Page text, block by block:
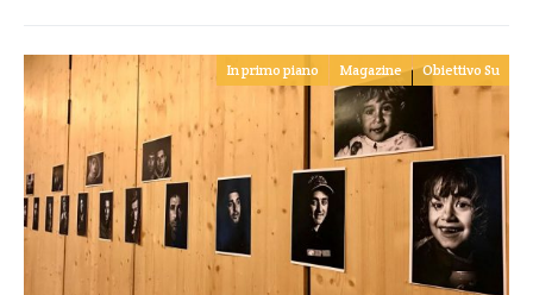
In primo piano Magazine Obiettivo Su